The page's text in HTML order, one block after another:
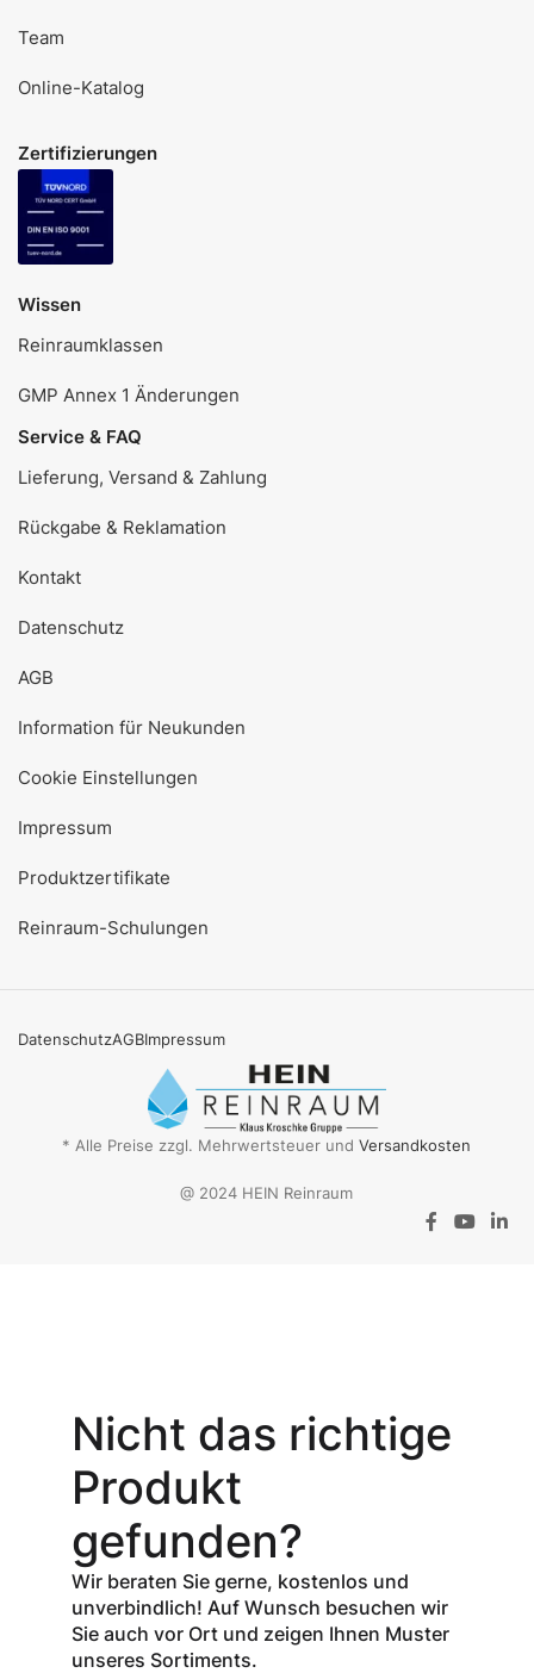
Team
Online-Katalog
Zertifizierungen
Wissen
Reinraumklassen
GMP Annex 1 Änderungen
Service & FAQ
Lieferung, Versand & Zahlung
Rückgabe & Reklamation
Kontakt
Datenschutz
AGB
Information für Neukunden
Cookie Einstellungen
Impressum
Produktzertifikate
Reinraum-Schulungen
DatenschutzAGBImpressum
* Alle Preise zzgl. Mehrwertsteuer undVersandkosten
@ 2024 HEIN Reinraum
Gutschein-Code
INSPEC30
erhalten Sie
% Rabattauf
den Netto-
Verkaufspreis
aller Produkte
der Marke
InSpec von
Nicht das richtige
Produkt
gefunden?
Wir beraten Sie gerne, kostenlos und
unverbindlich! Auf Wunsch besuchen wir
Sie auch vor Ort und zeigen Ihnen Muster
unseres Sortiments.